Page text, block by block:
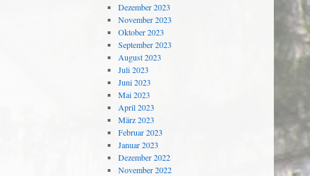
Dezember 2023
November 2023
Oktober 2023
September 2023
August 2023
Juli 2023
Juni 2023
Mai 2023
April 2023
März 2023
Februar 2023
Januar 2023
Dezember 2022
November 2022